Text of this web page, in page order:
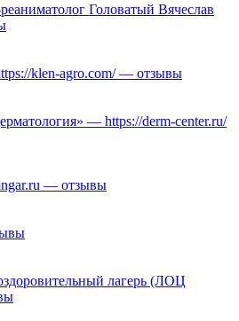
Головатый Вячеслав
klen-agro.com/ — отзывы
— https://derm-center.ru/
— отзывы
лагерь (ЛОЦ